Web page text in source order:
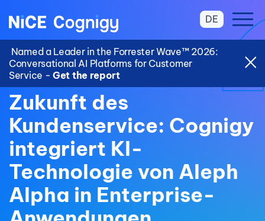
Named a Leader in the Forrester Wave™ 2026:
Conversational AI Platforms for Customer
Service - Get the report
DE
Zukunft des
Kundenservice: Cognigy
integriert KI-
Technologie von Aleph
Alpha in Enterprise-